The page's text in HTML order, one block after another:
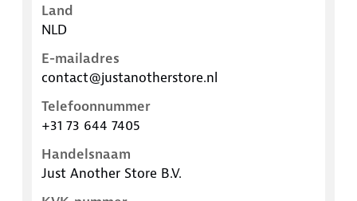
Land
NLD
E-mailadres
contact@justanotherstore.nl
Telefoonnummer
+31 73 644 7405
Handelsnaam
Just Another Store B.V.